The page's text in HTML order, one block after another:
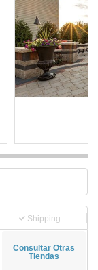
Shipping
Consultar Otras
Tiendas